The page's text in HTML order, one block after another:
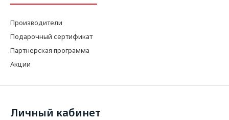
Производители
Подарочный сертификат
Партнерская программа
Акции
Личный кабинет